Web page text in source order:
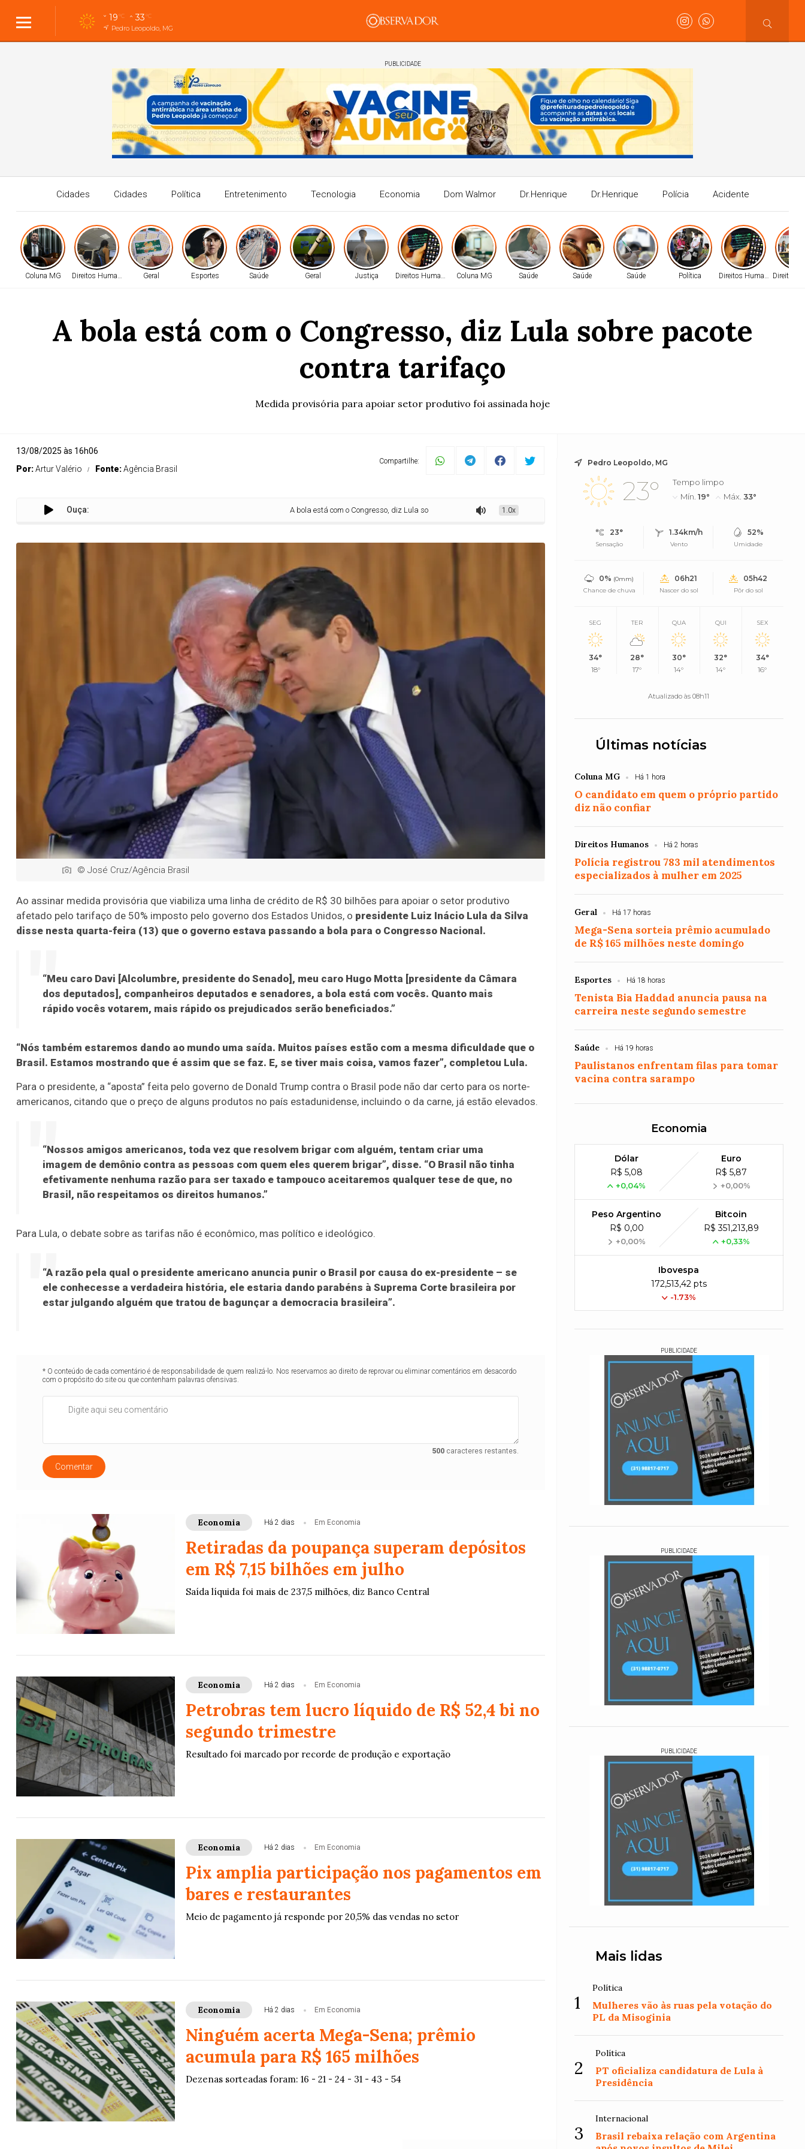
19°C 33°C
Pedro Leopoldo, MG
PUBLICIDADE
Cidades Cidades Política Entretenimento Tecnologia Economia Dom Walmor Dr.Henrique Dr.Henrique Polícia Acidente
Coluna MG Direitos Humanos Geral Esportes Saúde Geral Justiça Direitos Humanos Coluna MG Saúde Saúde Saúde Política Direitos HumanosDireitos
A bola está com o Congresso, diz Lula sobre pacote
contra tarifaço
Medida provisória para apoiar setor produtivo foi assinada hoje
13/08/2025 às 16h06
Por:Artur Valério Fonte:Agência Brasil
Compartilhe:
Ouça: A bola está com o Congresso, diz Lula sobre pacote contra tarifaço 1.0x
© José Cruz/Agência Brasil
Ao assinar medida provisória que viabiliza uma linha de crédito de R$ 30 bilhões para apoiar o setor produtivo
afetado pelo tarifaço de 50% imposto pelo governo dos Estados Unidos, o presidente Luiz Inácio Lula da Silva
disse nesta quarta-feira (13) que o governo estava passando a bola para o Congresso Nacional.
“Meu caro Davi [Alcolumbre, presidente do Senado], meu caro Hugo Motta [presidente da Câmara
dos deputados], companheiros deputados e senadores, a bola está com vocês. Quanto mais
rápido vocês votarem, mais rápido os prejudicados serão beneficiados.”
“Nós também estaremos dando ao mundo uma saída. Muitos países estão com a mesma dificuldade que o
Brasil. Estamos mostrando que é assim que se faz. E, se tiver mais coisa, vamos fazer”, completou Lula.
Para o presidente, a “aposta” feita pelo governo de Donald Trump contra o Brasil pode não dar certo para os norte-
americanos, citando que o preço de alguns produtos no país estadunidense, incluindo o da carne, já estão elevados.
“Nossos amigos americanos, toda vez que resolvem brigar com alguém, tentam criar uma
imagem de demônio contra as pessoas com quem eles querem brigar”, disse. “O Brasil não tinha
efetivamente nenhuma razão para ser taxado e tampouco aceitaremos qualquer tese de que, no
Brasil, não respeitamos os direitos humanos.”
Para Lula, o debate sobre as tarifas não é econômico, mas político e ideológico.
“A razão pela qual o presidente americano anuncia punir o Brasil por causa do ex-presidente – se
ele conhecesse a verdadeira história, ele estaria dando parabéns à Suprema Corte brasileira por
estar julgando alguém que tratou de bagunçar a democracia brasileira”.
* O conteúdo de cada comentário é de responsabilidade de quem realizá-lo. Nos reservamos ao direito de reprovar ou eliminar comentários em desacordo
com o propósito do site ou que contenham palavras ofensivas.
500caracteres restantes.
Comentar
Economia Há 2 dias Em Economia
Retiradas da poupança superam depósitos
em R$ 7,15 bilhões em julho
Saída líquida foi mais de 237,5 milhões, diz Banco Central
Economia Há 2 dias Em Economia
Petrobras tem lucro líquido de R$ 52,4 bi no
segundo trimestre
Resultado foi marcado por recorde de produção e exportação
Economia Há 2 dias Em Economia
Pix amplia participação nos pagamentos em
bares e restaurantes
Meio de pagamento já responde por 20,5% das vendas no setor
Economia Há 2 dias Em Economia
Ninguém acerta Mega-Sena; prêmio
acumula para R$ 165 milhões
Dezenas sorteadas foram: 16 - 21 - 24 - 31 - 43 - 54
Pedro Leopoldo, MG
23°
Tempo limpo
Mín.19° Máx.33°
23°
Sensação
1.34km/h
Vento
52%
Umidade
0% (0mm)
Chance de chuva
06h21
Nascer do sol
05h42
Pôr do sol
SEG
34°
18°
TER
28°
17°
QUA
30°
14°
QUI
32°
14°
SEX
34°
16°
Atualizado às 08h11
Últimas notícias
Coluna MG Há 1 hora
O candidato em quem o próprio partido
diz não confiar
Direitos Humanos Há 2 horas
Polícia registrou 783 mil atendimentos
especializados à mulher em 2025
Geral Há 17 horas
Mega-Sena sorteia prêmio acumulado
de R$ 165 milhões neste domingo
Esportes Há 18 horas
Tenista Bia Haddad anuncia pausa na
carreira neste segundo semestre
Saúde Há 19 horas
Paulistanos enfrentam filas para tomar
vacina contra sarampo
Economia
Dólar
R$ 5,08
+0,04%
Euro
R$ 5,87
+0,00%
Peso Argentino
R$ 0,00
+0,00%
Bitcoin
R$ 351,213,89
+0,33%
Ibovespa
172,513,42 pts
-1.73%
PUBLICIDADE
PUBLICIDADE
PUBLICIDADE
Mais lidas
1
Política
Mulheres vão às ruas pela votação do
PL da Misoginia
2
Política
PT oficializa candidatura de Lula à
Presidência
3
Internacional
Brasil rebaixa relação com Argentina